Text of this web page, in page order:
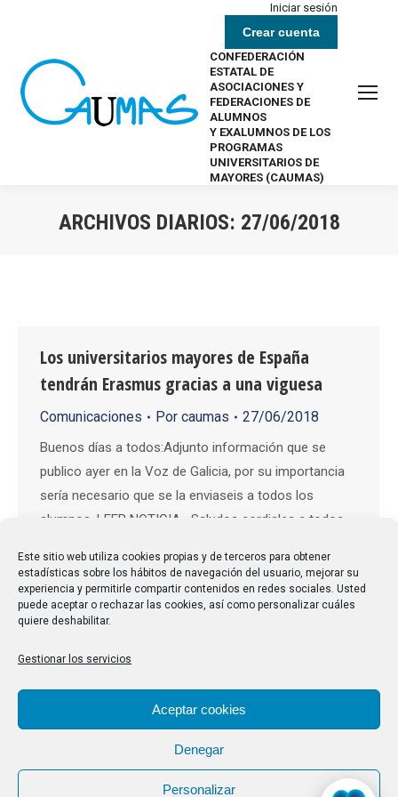
Este sitio web utiliza cookies propias y de terceros para obtener
estadísticas sobre los hábitos de navegación del usuario, mejorar su
experiencia y permitirle compartir contenidos en redes sociales. Usted
puede aceptar o rechazar las cookies, así como personalizar cuáles
quiere deshabilitar.
Gestionar los servicios
Aceptar cookies
Denegar
Personalizar
Iniciar sesión
Crear cuenta
CONFEDERACIÓN
ESTATAL DE
ASOCIACIONES Y
FEDERACIONES DE
ALUMNOS
Y EXALUMNOS DE LOS
PROGRAMAS
UNIVERSITARIOS DE
MAYORES (CAUMAS)
ARCHIVOS DIARIOS: 27/06/2018
Los universitarios mayores de España
tendrán Erasmus gracias a una viguesa
Comunicaciones Por caumas 27/06/2018
Buenos días a todos:Adjunto información que se
publico ayer en la Voz de Galicia, por su importancia
sería necesario que se la enviaseis a todos los
alumnos. LEER NOTICIA Saludos cordiales a todos.